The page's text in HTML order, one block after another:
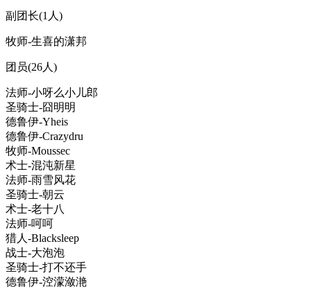
副团长(1人)
牧师-生喜的潇邦
团员(26人)
法师-小呀么小儿郎
圣骑士-囧明明
德鲁伊-Yheis
德鲁伊-Crazydru
牧师-Moussec
术士-混沌新星
法师-雨雪风花
圣骑士-朝云
术士-老十八
法师-呵呵
猎人-Blacksleep
战士-大泡泡
圣骑士-打不还手
德鲁伊-涳濛潋滟